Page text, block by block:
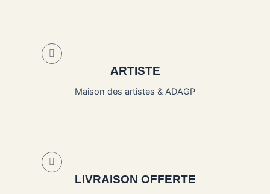
ARTISTE
Maison des artistes & ADAGP
LIVRAISON OFFERTE